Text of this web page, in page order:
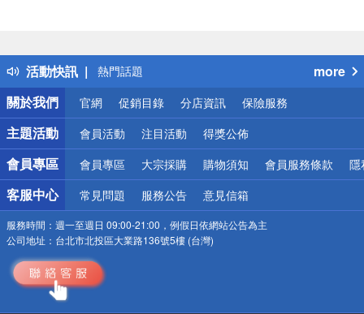
活動快訊
得獎公告
熱門話題
銀行優惠
偏遠地區配送
詐騙網頁！請小心！
more
關於我們
官網 促銷目錄 分店資訊 保險服務
主題活動 會員活動 注目活動 得獎公佈
會員專區 會員專區 大宗採購 購物須知 會員服務條款 隱
客服中心 常見問題 服務公告 意見信箱
服務時間： 週一至週日 09:00-21:00，例假日依網站公告為主
公司地址： 台北市北投區大業路136號5樓 (台灣)